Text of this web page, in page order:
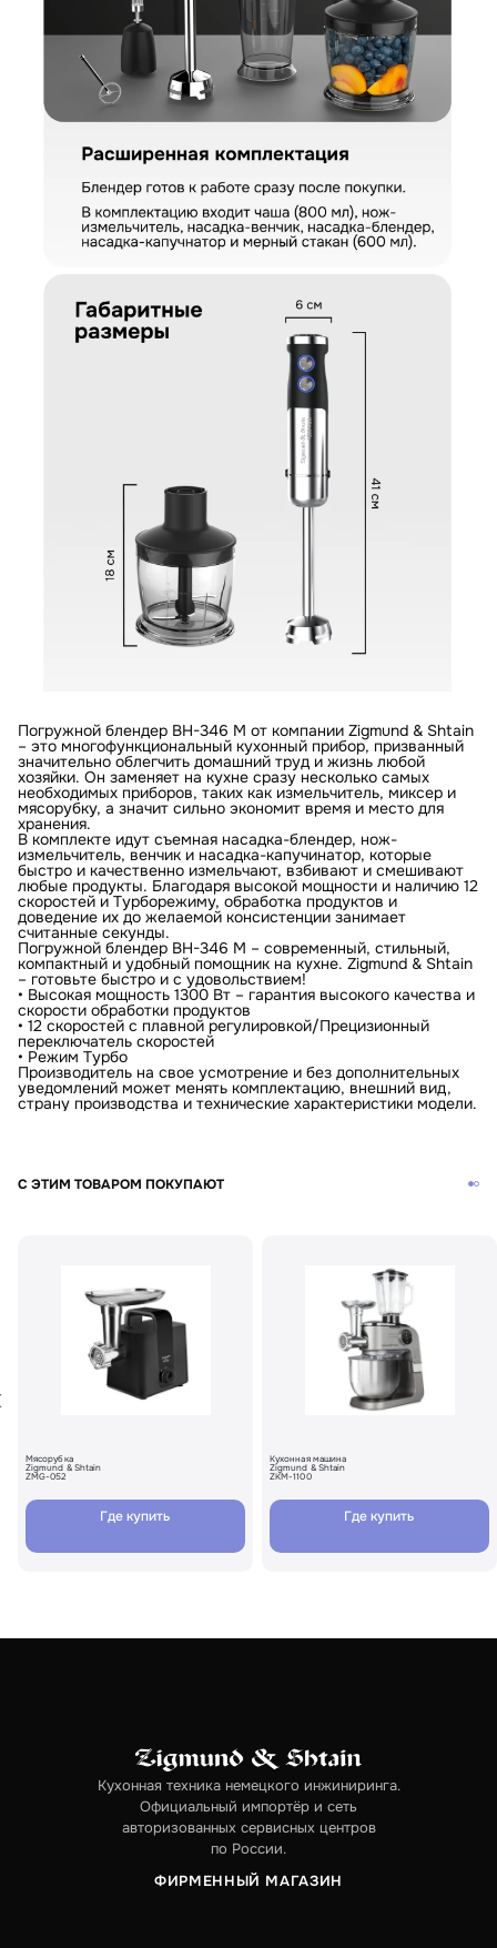
Погружной блендер BH-346 M от компании Zigmund & Shtain
– это многофункциональный кухонный прибор, призванный
значительно облегчить домашний труд и жизнь любой
хозяйки. Он заменяет на кухне сразу несколько самых
необходимых приборов, таких как измельчитель, миксер и
мясорубку, а значит сильно экономит время и место для
хранения.
В комплекте идут съемная насадка-блендер, нож-
измельчитель, венчик и насадка-капучинатор, которые
быстро и качественно измельчают, взбивают и смешивают
любые продукты. Благодаря высокой мощности и наличию 12
скоростей и Турборежиму, обработка продуктов и
доведение их до желаемой консистенции занимает
считанные секунды.
Погружной блендер BH-346 M – современный, стильный,
компактный и удобный помощник на кухне. Zigmund & Shtain
– готовьте быстро и с удовольствием!
• Высокая мощность 1300 Вт – гарантия высокого качества и
скорости обработки продуктов
• 12 скоростей с плавной регулировкой/Прецизионный
переключатель скоростей
• Режим Турбо
Производитель на свое усмотрение и без дополнительных
уведомлений может менять комплектацию, внешний вид,
страну производства и технические характеристики модели.
С ЭТИМ ТОВАРОМ ПОКУПАЮТ
Мясорубка
Zigmund & Shtain
ZMG-052
Где купить
Кухонная машина
Zigmund & Shtain
ZKM-1100
Где купить
Кухонная техника немецкого инжиниринга.
Официальный импортёр и сеть
авторизованных сервисных центров
по России.
ФИРМЕННЫЙ МАГАЗИН